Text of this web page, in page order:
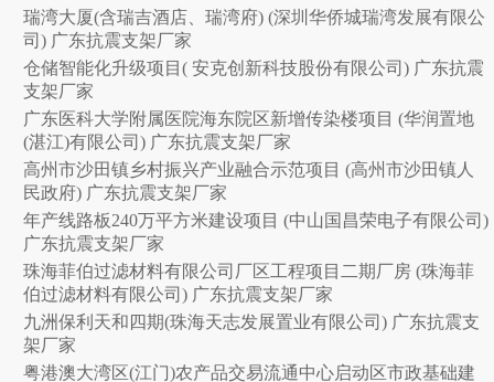
瑞湾大厦(含瑞吉酒店、瑞湾府) (深圳华侨城瑞湾发展有限公
司) 广东抗震支架厂家
仓储智能化升级项目( 安克创新科技股份有限公司) 广东抗震
支架厂家
广东医科大学附属医院海东院区新增传染楼项目 (华润置地
(湛江)有限公司) 广东抗震支架厂家
高州市沙田镇乡村振兴产业融合示范项目 (高州市沙田镇人
民政府) 广东抗震支架厂家
年产线路板240万平方米建设项目 (中山国昌荣电子有限公司)
广东抗震支架厂家
珠海菲伯过滤材料有限公司厂区工程项目二期厂房 (珠海菲
伯过滤材料有限公司) 广东抗震支架厂家
九洲保利天和四期(珠海天志发展置业有限公司) 广东抗震支
架厂家
粤港澳大湾区(江门)农产品交易流通中心启动区市政基础建